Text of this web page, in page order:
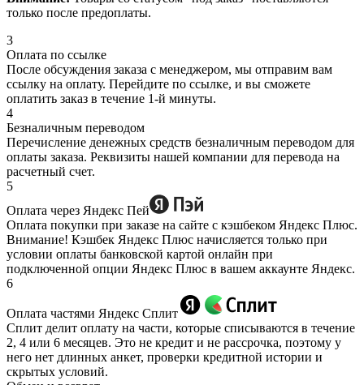
только после предоплаты.
3
Оплата по ссылке
После обсуждения заказа с менеджером, мы отправим вам
ссылку на оплату. Перейдите по ссылке, и вы сможете
оплатить заказ в течение 1-й минуты.
4
Безналичным переводом
Перечисление денежных средств безналичным переводом для
оплаты заказа. Реквизиты нашей компании для перевода на
расчетный счет.
5
Оплата через Яндекс Пей
Оплата покупки при заказе на сайте с кэшбеком Яндекс Плюс.
Внимание! Кэшбек Яндекс Плюс начисляется только при
условии оплаты банковской картой онлайн при
подключенной опции Яндекс Плюс в вашем аккаунте Яндекс.
6
Оплата частями Яндекс Сплит
Сплит делит оплату на части, которые списываются в течение
2, 4 или 6 месяцев. Это не кредит и не рассрочка, поэтому у
него нет длинных анкет, проверки кредитной истории и
скрытых условий.